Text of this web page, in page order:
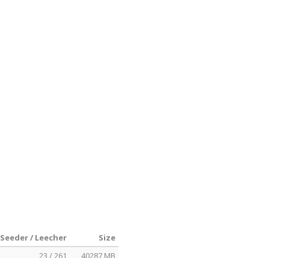
Seeder / Leecher
Size
23 / 261 40287 MB